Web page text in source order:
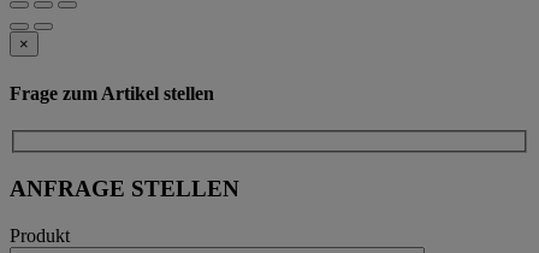
×
Frage zum Artikel stellen
ANFRAGE STELLEN
Produkt